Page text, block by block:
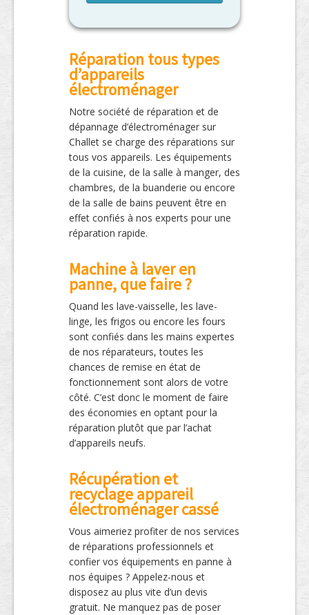
Réparation tous types
d’appareils
électroménager
Notre société de réparation et de
dépannage d’électroménager sur
Challet se charge des réparations sur
tous vos appareils. Les équipements
de la cuisine, de la salle à manger, des
chambres, de la buanderie ou encore
de la salle de bains peuvent être en
effet confiés à nos experts pour une
réparation rapide.
Machine à laver en
panne, que faire ?
Quand les lave-vaisselle, les lave-
linge, les frigos ou encore les fours
sont confiés dans les mains expertes
de nos réparateurs, toutes les
chances de remise en état de
fonctionnement sont alors de votre
côté. C’est donc le moment de faire
des économies en optant pour la
réparation plutôt que par l’achat
d’appareils neufs.
Récupération et
recyclage appareil
électroménager cassé
Vous aimeriez profiter de nos services
de réparations professionnels et
confier vos équipements en panne à
nos équipes ? Appelez-nous et
disposez au plus vite d’un devis
gratuit. Ne manquez pas de poser